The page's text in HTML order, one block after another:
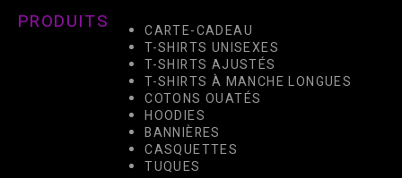
PRODUITS
CARTE-CADEAU
T-SHIRTS UNISEXES
T-SHIRTS AJUSTÉS
T-SHIRTS À MANCHE LONGUES
COTONS OUATÉS
HOODIES
BANNIÈRES
CASQUETTES
TUQUES